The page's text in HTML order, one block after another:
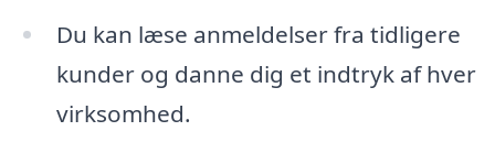
Du kan læse anmeldelser fra tidligere
kunder og danne dig et indtryk af hver
virksomhed.